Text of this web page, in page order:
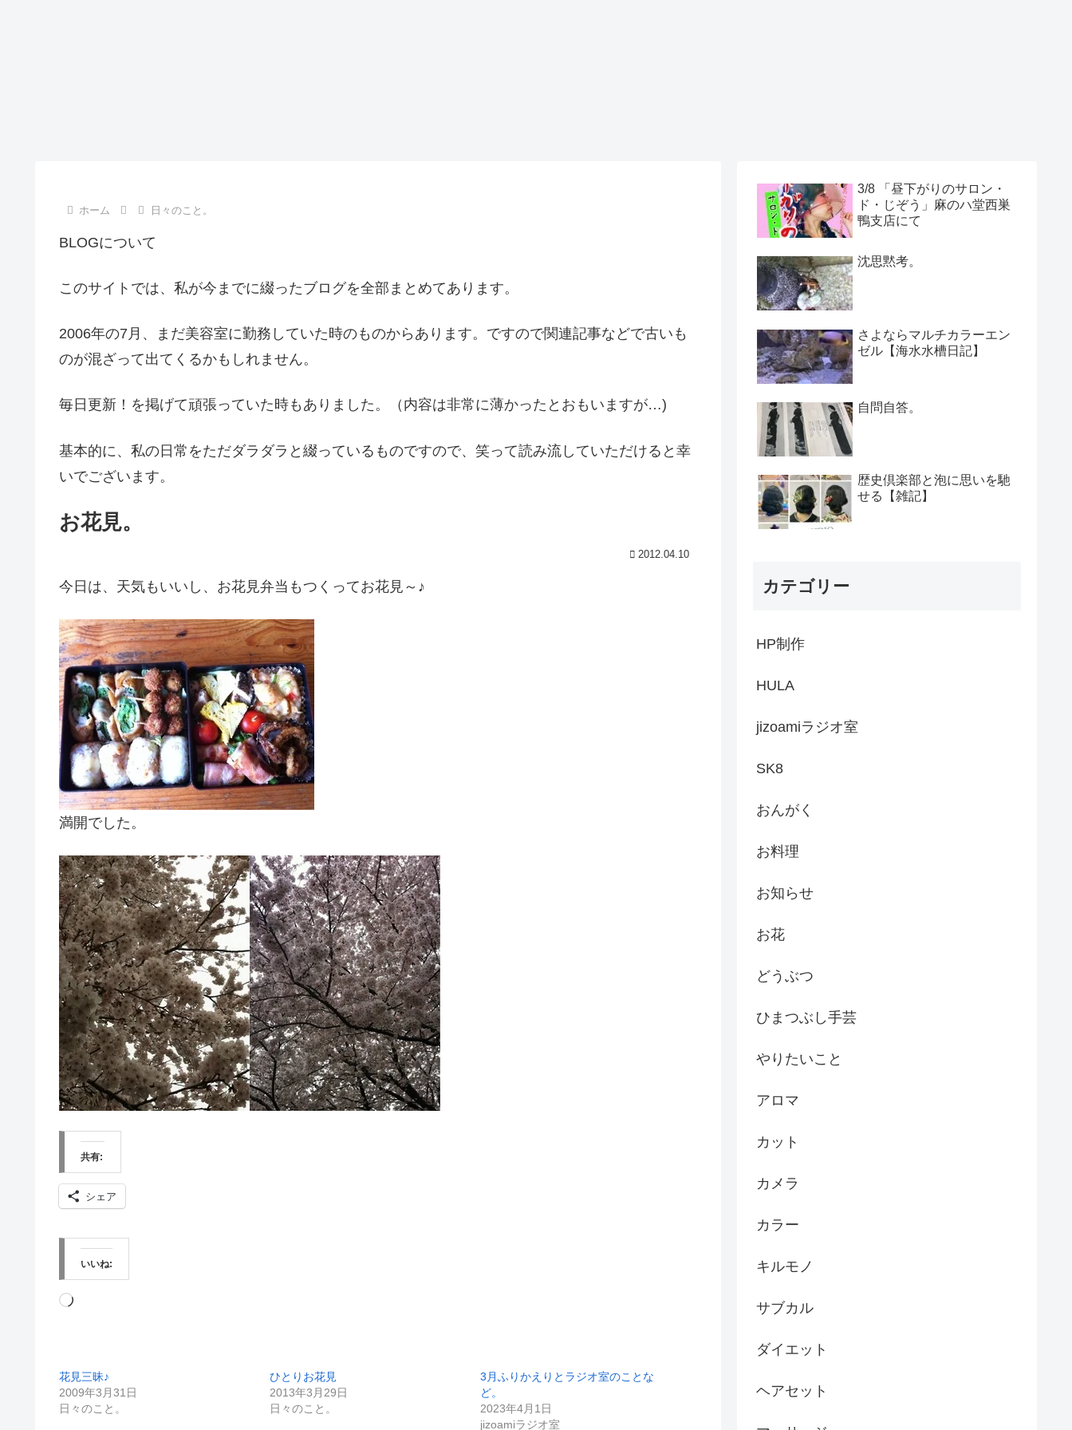
ホーム 日々のこと。
BLOGについて
このサイトでは、私が今までに綴ったブログを全部まとめてあります。
2006年の7月、まだ美容室に勤務していた時のものからあります。ですので関連記事などで古いも
のが混ざって出てくるかもしれません。
毎日更新！を掲げて頑張っていた時もありました。（内容は非常に薄かったとおもいますが…)
基本的に、私の日常をただダラダラと綴っているものですので、笑って読み流していただけると幸
いでございます。
お花見。
2012.04.10
今日は、天気もいいし、お花見弁当もつくってお花見～♪
満開でした。
共有:
シェア
いいね:
読
み
中…
花見三昧♪
2009年3月31日
日々のこと。
ひとりお花見
2013年3月29日
日々のこと。
3月ふりかえりとラジオ室のことな
ど。
2023年4月1日
jizoamiラジオ室
3/8 「昼下がりのサロン・
ド・じぞう」麻のハ堂西巣
鴨支店にて
沈思黙考。
さよならマルチカラーエン
ゼル【海水水槽日記】
自問自答。
歴史倶楽部と泡に思いを馳
せる【雑記】
カテゴリー
HP制作
HULA
jizoamiラジオ室
SK8
おんがく
お料理
お知らせ
お花
どうぶつ
ひまつぶし手芸
やりたいこと
アロマ
カット
カメラ
カラー
キルモノ
サブカル
ダイエット
ヘアセット